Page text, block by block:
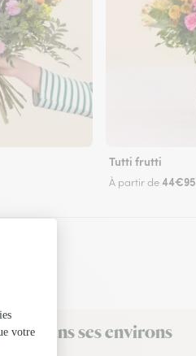
Tutti frutti
À partir de44€95
et dans ses environs